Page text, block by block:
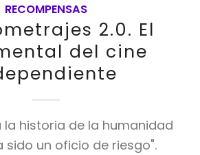
RECOMPENSAS
2.0. El
del cine
la historia de la humanidad
sido un oficio de riesgo".